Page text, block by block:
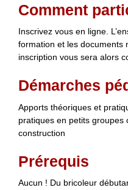
Comment
Inscrivez vous en ligne.
formation et les documents
inscription vous sera alors
Démarches
Apports théoriques et
pratiques en petits groupes
construction
Prérequis
Aucun ! Du bricoleur